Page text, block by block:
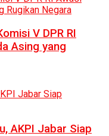
V DPR RI
Asing yang
AKPI Jabar Siap